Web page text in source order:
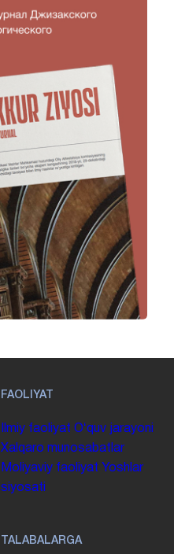
FAOLIYAT
Ilmiy faoliyat Oʻquv jarayoni
Xalqaro munosabatlar
Moliyaviy faoliyat Yoshlar
siyosati
TALABALARGA